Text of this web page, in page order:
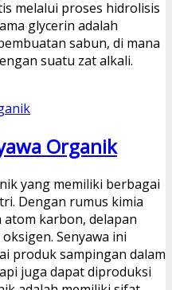
melalui proses hidrolisis
glycerin adalah
sabun, di mana
suatu zat alkali.
Organik
yang memiliki berbagai
Dengan rumus kimia
karbon, delapan
Senyawa ini
produk sampingan dalam
juga dapat diproduksi